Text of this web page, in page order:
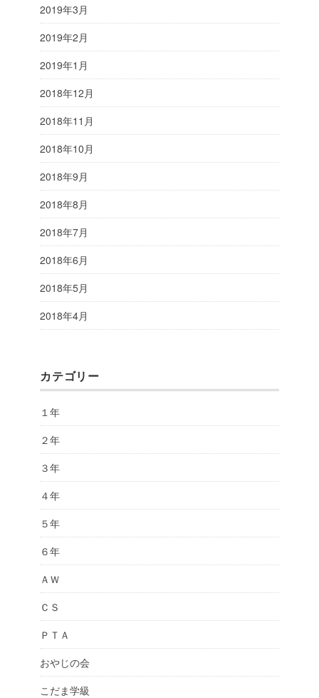
2019年3月
2019年2月
2019年1月
2018年12月
2018年11月
2018年10月
2018年9月
2018年8月
2018年7月
2018年6月
2018年5月
2018年4月
カテゴリー
１年
２年
３年
４年
５年
６年
ＡＷ
ＣＳ
ＰＴＡ
おやじの会
こだま学級